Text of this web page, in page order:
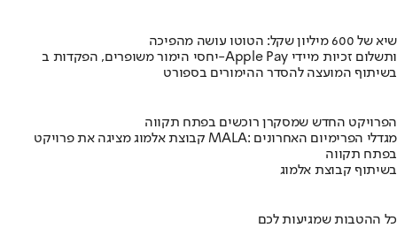
שיא של 600 מיליון שקל: הטוטו עושה מהפיכה
יחסי הימור משופרים, הפקדות ב-Apple Pay ותשלום זכיות מיידי
בשיתוף המועצה להסדר ההימורים בספורט
הפרויקט החדש שמסקרן רוכשים בפתח תקווה
קבוצת אלמוג מציגה את פרויקט MALA: מגדלי הפרימיום האחרונים
בפתח תקווה
בשיתוף קבוצת אלמוג
כל ההטבות שמגיעות לכם